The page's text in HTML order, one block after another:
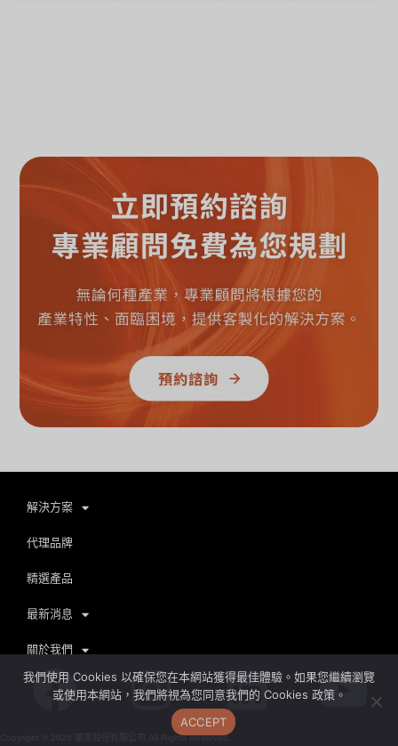
解決方案
代理品牌
精選產品
最新消息
關於我們
Facebook
Instagram
華厚股份有限公司 All Rights Reserved.
我們使用 Cookies 以確保您在本網站獲得最佳體驗。如果您繼續瀏覽
或使用本網站，我們將視為您同意我們的 Cookies 政策。
ACCEPT